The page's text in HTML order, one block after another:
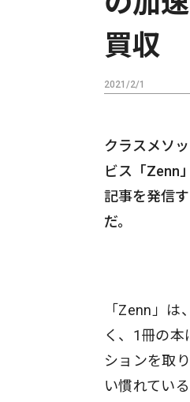
買収
2021/2/1
クラスメソ
ビス「Zenn
記事を発信
だ。
「Zenn」
く、1冊の
ションを取
い慣れてい